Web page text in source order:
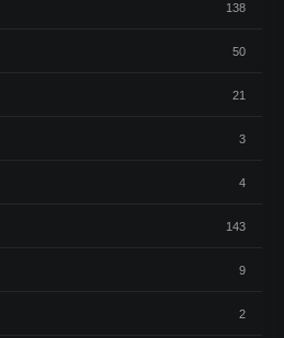
138
50
21
3
4
143
9
2